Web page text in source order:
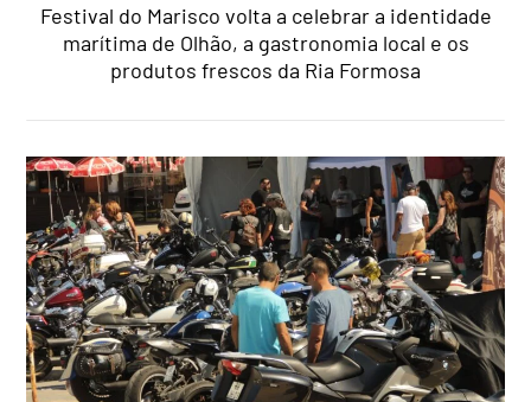
Festival do Marisco volta a celebrar a identidade
marítima de Olhão, a gastronomia local e os
produtos frescos da Ria Formosa